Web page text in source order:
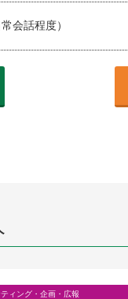
会話程度）
ィング・企画・広報